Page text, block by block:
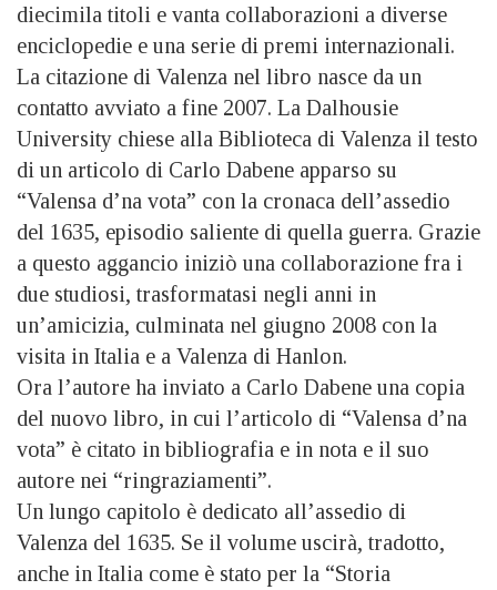
diecimila titoli e vanta collaborazioni a diverse
enciclopedie e una serie di premi internazionali.
La citazione di Valenza nel libro nasce da un
contatto avviato a fine 2007. La Dalhousie
University chiese alla Biblioteca di Valenza il testo
di un articolo di Carlo Dabene apparso su
“Valensa d’na vota” con la cronaca dell’assedio
del 1635, episodio saliente di quella guerra. Grazie
a questo aggancio iniziò una collaborazione fra i
due studiosi, trasformatasi negli anni in
un’amicizia, culminata nel giugno 2008 con la
visita in Italia e a Valenza di Hanlon.
Ora l’autore ha inviato a Carlo Dabene una copia
del nuovo libro, in cui l’articolo di “Valensa d’na
vota” è citato in bibliografia e in nota e il suo
autore nei “ringraziamenti”.
Un lungo capitolo è dedicato all’assedio di
Valenza del 1635. Se il volume uscirà, tradotto,
anche in Italia come è stato per la “Storia